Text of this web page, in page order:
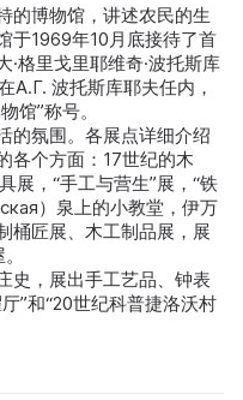
的博物馆，讲述农民的生
于1969年10月底接待了首
格里戈里耶维奇·波托斯库
A.Г. 波托斯库耶夫任内，
馆”称号。
的氛围。各展点详细介绍
各个方面：17世纪的木
展，“手工与营生”展，“铁
）泉上的小教堂，伊万
桶匠展、木工制品展，展
史，展出手工艺品、钟表
”和“20世纪科普捷洛沃村